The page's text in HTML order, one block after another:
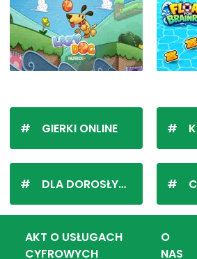
GIERKI ONLINE
DLA DOROSŁYCH
AKT O USŁUGACH
CYFROWYCH
O
NAS